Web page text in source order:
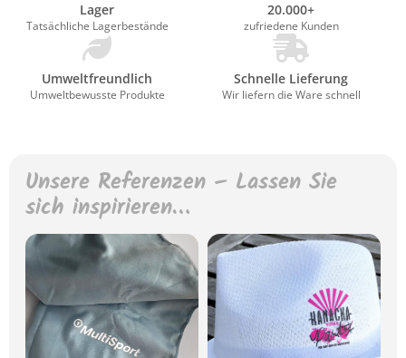
Lager
Tatsächliche Lagerbestände
20.000+
zufriedene Kunden
Umweltfreundlich
Umweltbewusste Produkte
Schnelle Lieferung
Wir liefern die Ware schnell
Unsere Referenzen – Lassen Sie
sich inspirieren…